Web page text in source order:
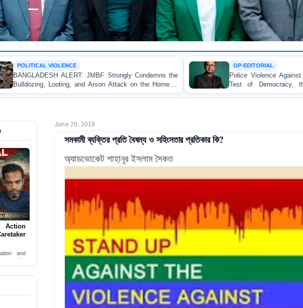
Strongly Condemns the
Attack on the Home of
Police Violence Against Student Protesters: A Crucial
Test of Democracy, the Rule of Law, and State
Accountability
June 20, 2018
সমকামী ব্যক্তির প্রতি বৈষম্য ও সহিংসতার প্রতিকার কি?
অ্যাডভোকেট শাহানূরইসলাম সৈকত
Two
in
young